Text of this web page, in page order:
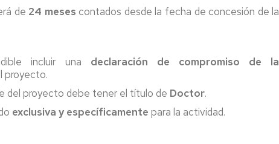
de 24 meses contados desde la fecha de concesión de la
incluir una declaración de compromiso de la
proyecto.
del proyecto debe tener el título de Doctor.
exclusiva y específicamente para la actividad.